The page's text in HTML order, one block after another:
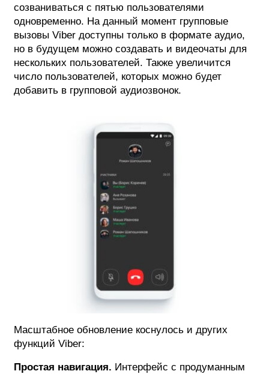
созваниваться с пятью пользователями
одновременно. На данный момент групповые
вызовы Viber доступны только в формате аудио,
но в будущем можно создавать и видеочаты для
нескольких пользователей. Также увеличится
число пользователей, которых можно будет
добавить в групповой аудиозвонок.
Масштабное обновление коснулось и других
функций Viber:
Простая навигация. Интерфейс с продуманным